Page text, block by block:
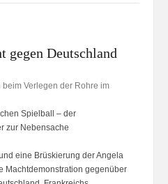
gegen Deutschland
Spielball – der
zur Nebensache
eine Brüskierung der Angela
Machtdemonstration gegenüber